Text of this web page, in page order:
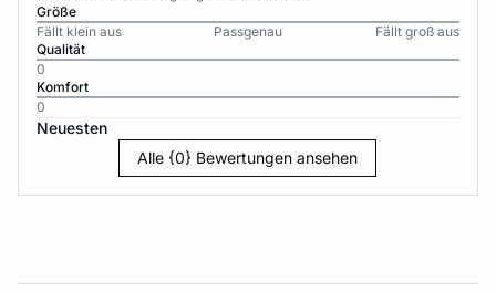
Größe
Fällt klein aus
Passgenau
Fällt groß aus
Qualität
0
Komfort
0
Neuesten
Alle {0} Bewertungen ansehen